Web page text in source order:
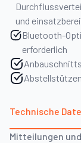
und
Bluetooth-
erforderlich
Technische
Mitteilungen